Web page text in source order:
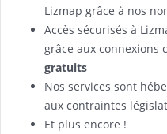
Lizmap grâce à nos
Accès sécurisés à
grâce aux connexions
gratuits
Nos services sont
aux contraintes
Et plus encore !